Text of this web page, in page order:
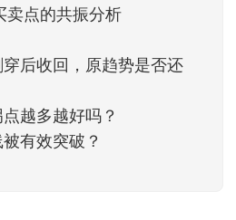
卖点的共振分析
后收回，原趋势是否还
越多越好吗？
有效突破？